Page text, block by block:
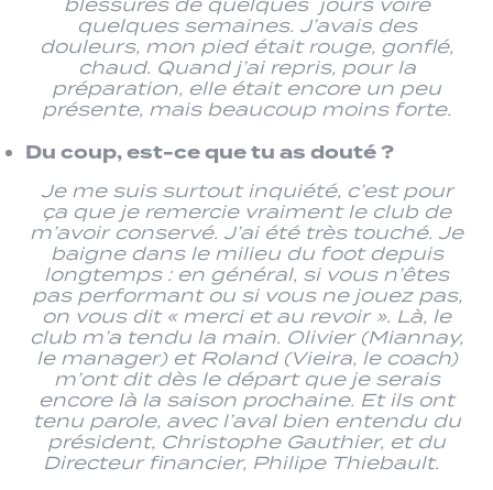
quelques semaines. J’avais des
douleurs, mon pied était rouge, gonflé,
chaud. Quand j’ai repris, pour la
préparation, elle était encore un peu
présente, mais beaucoup moins forte.
Du coup, est-ce que tu as douté ?
Je me suis surtout inquiété, c’est pour
ça que je remercie vraiment le club de
m’avoir conservé. J’ai été très touché. Je
baigne dans le milieu du foot depuis
longtemps : en général, si vous n’êtes
pas performant ou si vous ne jouez pas,
on vous dit « merci et au revoir ». Là, le
club m’a tendu la main. Olivier (Miannay,
le manager) et Roland (Vieira, le coach)
m’ont dit dès le départ que je serais
encore là la saison prochaine. Et ils ont
tenu parole, avec l’aval bien entendu du
président, Christophe Gauthier, et du
Directeur financier, Philipe Thiebault.